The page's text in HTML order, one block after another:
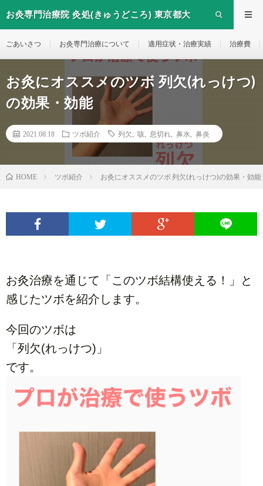
お灸専門治療院 灸処(きゅうどころ) 東京都大
ごあいさつ お灸専門治療について 適用症状・治療実績 治療費
お灸にオススメのツボ 列欠(れっけつ)
の効果・効能
2021.08.18 ツボ紹介 列欠 咳 息切れ 鼻水 鼻炎
HOME ツボ紹介 お灸にオススメのツボ 列欠(れっけつ)の効果・効能
お灸治療を通じて「このツボ結構使える！」と
感じたツボを紹介します。
今回のツボは
「列欠(れっけつ)」
です。